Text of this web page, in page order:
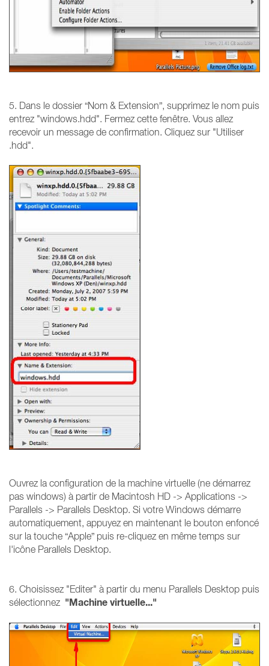
5. Dans le dossier “Nom & Extension”, supprimez le nom puis
entrez "windows.hdd". Fermez cette fenêtre. Vous allez
recevoir un message de confirmation. Cliquez sur "Utiliser
.hdd".
Ouvrez la configuration de la machine virtuelle (ne démarrez
pas windows) à partir de Macintosh HD -> Applications ->
Parallels -> Parallels Desktop. Si votre Windows démarre
automatiquement, appuyez en maintenant le bouton enfoncé
sur la touche “Apple” puis re-cliquez en même temps sur
l'icône Parallels Desktop.
6. Choisissez "Editer" à partir du menu Parallels Desktop puis
sélectionnez "Machine virtuelle..."